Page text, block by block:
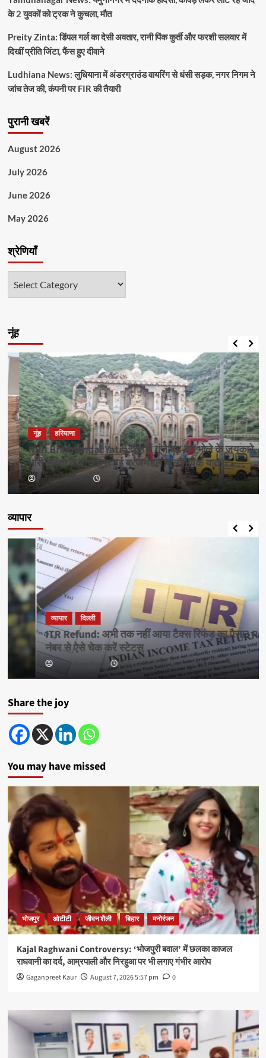
के 2 युवकों को ट्रक ने कुचला, मौत
Preity Zinta: डिंपल गर्ल का देसी अवतार, रानी पिंक कुर्ती और फरशी सलवार में
दिखीं प्रीति जिंटा, फैंस हुए दीवाने
Ludhiana News: लुधियाना में अंडरग्राउंड वायरिंग से धंसी सड़क, नगर निगम ने
जांच तेज की, कंपनी पर FIR की तैयारी
पुरानी खबरें
August 2026
July 2026
June 2026
May 2026
श्रेणियाँ
नूंह
नूंह हरियाणा
Nuh Brajmandal Yatra: नूंह में गूंजे बम-बम भोले के जयकारे,
भारी सुरक्षा के बीच शुरू हुई ब्रजमंडल जलाभिषेक यात्रा
Amandeep Singh August 3, 2026 12:00 pm
व्यापार
व्यापार दिल्ली
ITR Refund: अभी तक नहीं आया टैक्स रिफंड का पैसा? PAN
नंबर से ऐसे चेक करें स्टेटस
Amandeep Singh July 22, 2026 12:13 pm 0
Share the joy
You may have missed
भोजपुर ओटीटी जीवन शैली बिहार मनोरंजन
Kajal Raghwani Controversy: ‘भोजपुरी बवाल’ में छलका काजल
राघवानी का दर्द, आम्रपाली और निरहुआ पर भी लगाए गंभीर आरोप
Gaganpreet Kaur August 7, 2026 5:57 pm 0